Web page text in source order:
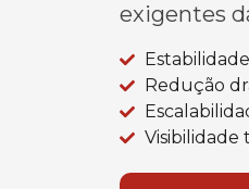
exigentes
Redução